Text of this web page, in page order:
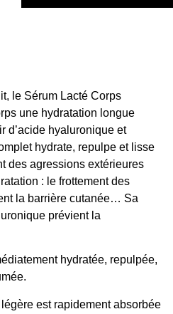
le Sérum Lacté Corps
une hydratation longue
d’acide hyaluronique et
hydrate, repulpe et lisse
des agressions extérieures
: le frottement des
la barrière cutanée… Sa
prévient la
hydratée, repulpée,
est rapidement absorbée